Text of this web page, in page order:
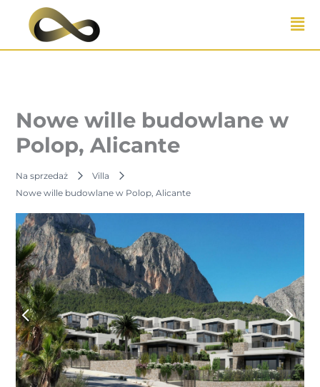
Przejdź
Nowe wille budowlane w
Polop, Alicante
Na sprzedaż
Villa
Nowe wille budowlane w Polop, Alicante